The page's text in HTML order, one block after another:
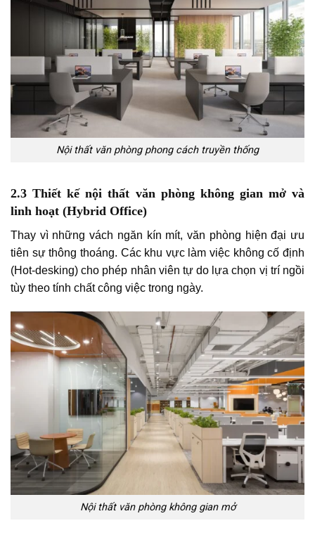
Nội thất văn phòng phong cách truyền thống
2.3 Thiết kế nội thất văn phòng không gian mở và
linh hoạt (Hybrid Office)
Thay vì những vách ngăn kín mít, văn phòng hiện đại ưu
tiên sự thông thoáng. Các khu vực làm việc không cố định
(Hot-desking) cho phép nhân viên tự do lựa chọn vị trí ngồi
tùy theo tính chất công việc trong ngày.
Nội thất văn phòng không gian mở